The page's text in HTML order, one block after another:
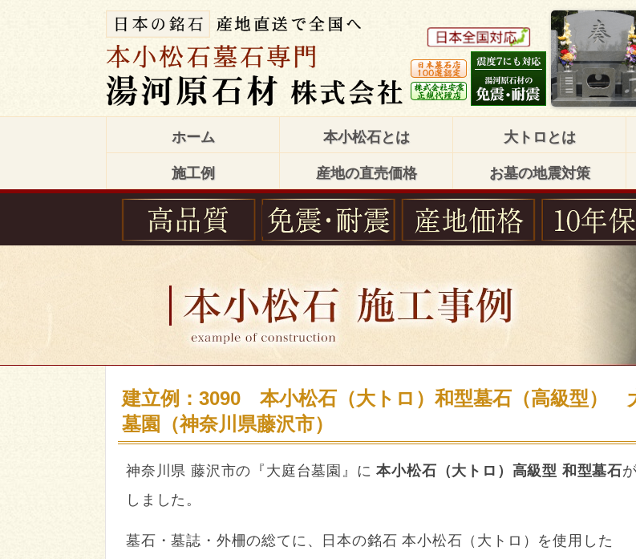
ホーム 本小松石とは 大トロとは
施工例 産地の直売価格 お墓の地震対策
建立例：3090 本小松石（大トロ）和型墓石（高級型）
墓園（神奈川県藤沢市）
神奈川県 藤沢市の『大庭台墓園』に本小松石（大トロ）高級型 和型墓石
しました。
墓石・墓誌・外柵の総てに、日本の銘石 本小松石（大トロ）を使用した